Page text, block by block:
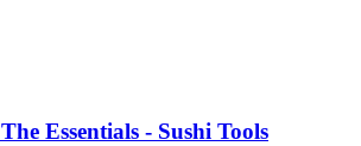
The Essentials -​ Sushi Tools